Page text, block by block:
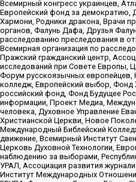
Всемирный конгресс украинцев,
Европейский фонд за демократию,
Хармони, Родники дракона, Врачи
органов, Фалунь Дафа, Друзья
расследованию преследования в
Всемирная организация по
Пражский гражданский центр,
исследований при Совете Европы,
Форум русскоязычных европейцев,
колледж, Европейский выбор,
российский фонд, Фонд Будущее
информации, Проект Медиа,
человека, Духовное Управление
Христианской Церкви, Новое
Международный Библейский
движение, Всемирный Институт
Церковь Духовной Технологии,
наблюдению за выборами,
УРАЛ, Ассоциация развития
Институт Международных